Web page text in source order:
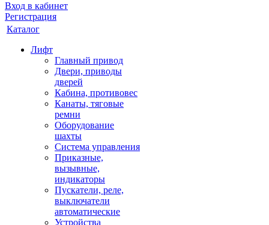
Вход в кабинет
Регистрация
Каталог
Лифт
Главный привод
Двери, приводы
дверей
Кабина, противовес
Канаты, тяговые
ремни
Оборудование
шахты
Система управления
Приказные,
вызывные,
индикаторы
Пускатели, реле,
выключатели
автоматические
Устройства